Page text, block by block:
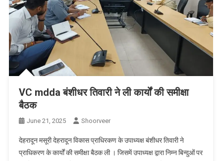
VC mdda बंशीधर तिवारी ने ली कार्यों की समीक्षा
बैठक
June 21, 2025 Shoorveer
देहरादून मसूरी देहरादून विकास प्राधिरकण के उपाध्यक्ष बंशीधर तिवारी ने
प्राधिकरण के कार्यों की समीक्षा बैठक ली । जिसमें उपाध्यक्ष द्वारा निम्न बिन्दुओं पर